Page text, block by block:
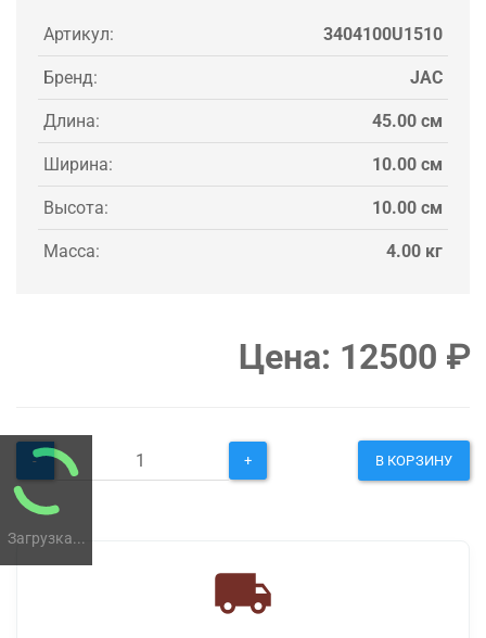
Загрузка...
Артикул: 3404100U1510
Бренд: JAC
Длина: 45.00 см
Ширина: 10.00 см
Высота: 10.00 см
Масса: 4.00 кг
Цена: 12500 ₽
- + В КОРЗИНУ